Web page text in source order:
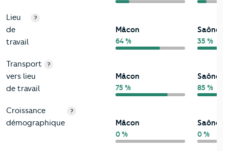
Lieu
de
travail
?
Mâcon
64 %
Saône-
35 %
Transport
vers lieu
de travail
?
Mâcon
75 %
Saône-
85 %
Croissance
démographique
?
Mâcon
0 %
Saône-
0 %